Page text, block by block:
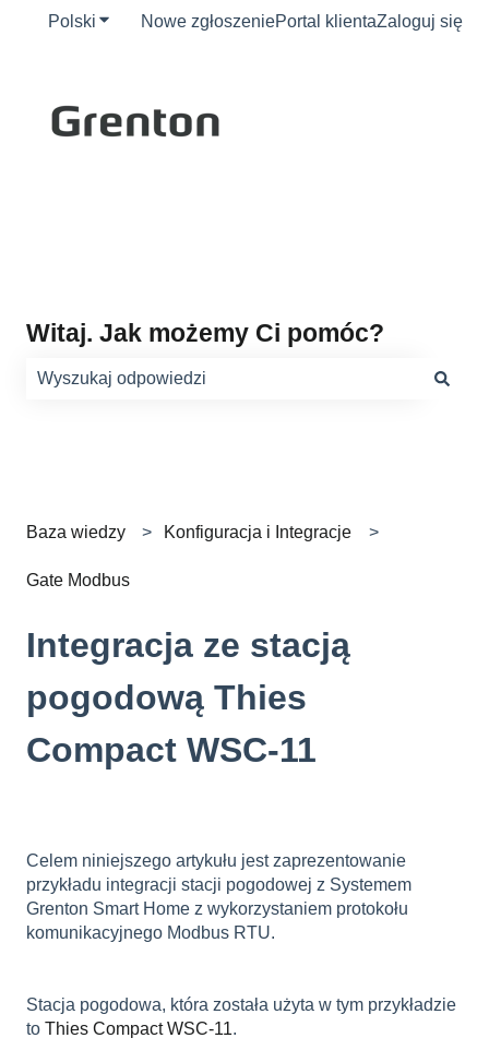
Polski Pokaż podmenu do tłumaczenia
Nowe zgłoszeniePortal klientaZaloguj się
Witaj. Jak możemy Ci pomóc?
Baza wiedzy Konfiguracja i Integracje
Gate Modbus
Integracja ze stacją
pogodową Thies
Compact WSC-11
Celem niniejszego artykułu jest zaprezentowanie
przykładu integracji stacji pogodowej z Systemem
Grenton Smart Home z wykorzystaniem protokołu
komunikacyjnego Modbus RTU.
Stacja pogodowa, która została użyta w tym przykładzie
to Thies Compact WSC-11.